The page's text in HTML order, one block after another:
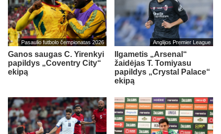
Pasaulio futbolo čempionatas 2026
Ganos saugas C. Yirenkyi
papildys „Coventry City“
ekipą
Anglijos Premier League
Ilgametis „Arsenal“
žaidėjas T. Tomiyasu
papildys „Crystal Palace“
ekipą